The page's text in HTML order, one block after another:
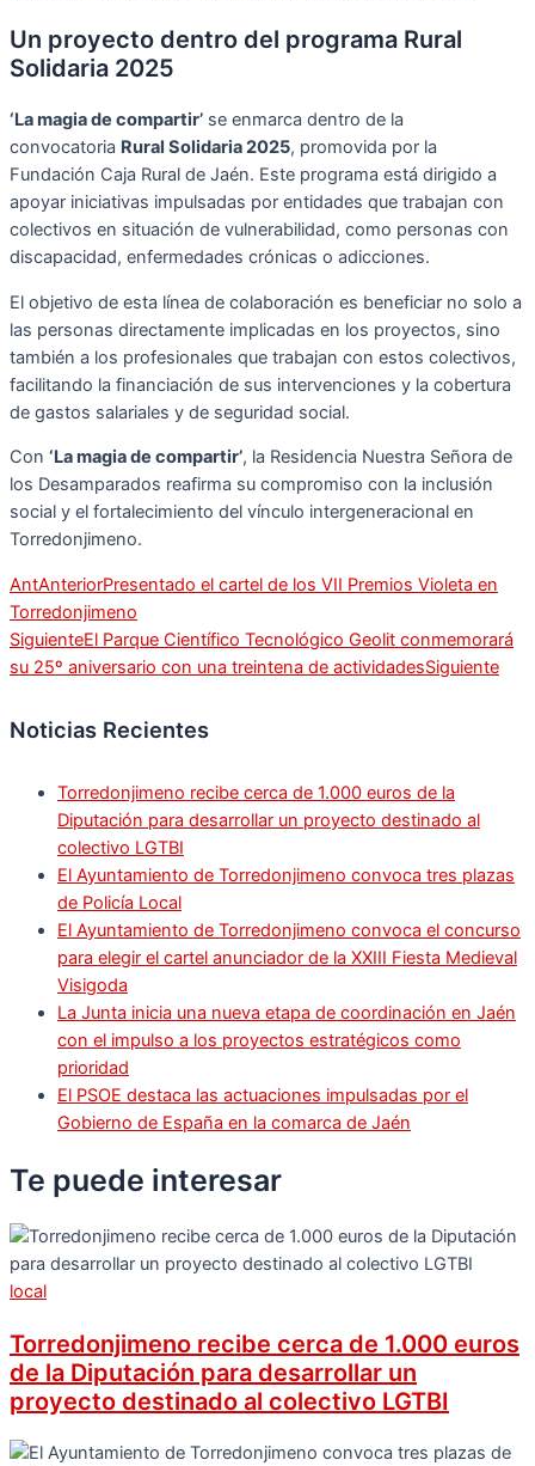
Un proyecto dentro del programa Rural
Solidaria 2025
‘La magia de compartir’ se enmarca dentro de la
convocatoria Rural Solidaria 2025, promovida por la
Fundación Caja Rural de Jaén. Este programa está dirigido a
apoyar iniciativas impulsadas por entidades que trabajan con
colectivos en situación de vulnerabilidad, como personas con
discapacidad, enfermedades crónicas o adicciones.
El objetivo de esta línea de colaboración es beneficiar no solo a
las personas directamente implicadas en los proyectos, sino
también a los profesionales que trabajan con estos colectivos,
facilitando la financiación de sus intervenciones y la cobertura
de gastos salariales y de seguridad social.
Con ‘La magia de compartir’, la Residencia Nuestra Señora de
los Desamparados reafirma su compromiso con la inclusión
social y el fortalecimiento del vínculo intergeneracional en
Torredonjimeno.
AntAnteriorPresentado el cartel de los VII Premios Violeta en
Torredonjimeno
SiguienteEl Parque Científico Tecnológico Geolit conmemorará
su 25º aniversario con una treintena de actividadesSiguiente
Noticias Recientes
Torredonjimeno recibe cerca de 1.000 euros de la
Diputación para desarrollar un proyecto destinado al
colectivo LGTBI
El Ayuntamiento de Torredonjimeno convoca tres plazas
de Policía Local
El Ayuntamiento de Torredonjimeno convoca el concurso
para elegir el cartel anunciador de la XXIII Fiesta Medieval
Visigoda
La Junta inicia una nueva etapa de coordinación en Jaén
con el impulso a los proyectos estratégicos como
prioridad
El PSOE destaca las actuaciones impulsadas por el
Gobierno de España en la comarca de Jaén
Te puede interesar
local
Torredonjimeno recibe cerca de 1.000 euros
de la Diputación para desarrollar un
proyecto destinado al colectivo LGTBI